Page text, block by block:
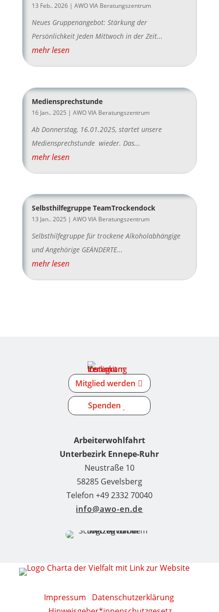
13 Feb.. 2026| AWO VIA Beratungszentrum
Neues Gruppenangebot: Stärkung der
Persönlichkeit Jeden Mittwoch in der Zeit...
mehr lesen
Mediensprechstunde
16 Jan.. 2025 | AWO VIA Beratungszentrum
Ab Donnerstag, 16.01.2025, startet unsere
Mediensprechstunde wieder. Das...
mehr lesen
Selbsthilfegruppe TeamTrockendock
13 Jan.. 2025 | AWO VIA Beratungszentrum
Selbsthilfegruppe für trockene Alkoholabhängige
und Angehörige GEÄNDERTE...
mehr lesen
Mitglied werden
Spenden
Arbeiterwohlfahrt
Unterbezirk Ennepe-Ruhr
Neustraße 10
58285 Gevelsberg
Telefon +49 2332 70040
info@awo-en.de
Impressum
Datenschutzerklärung